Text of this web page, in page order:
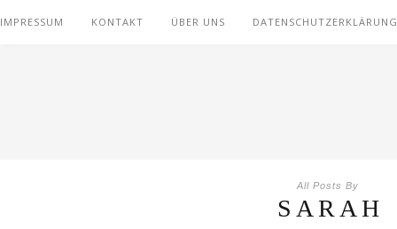
IMPRESSUM KONTAKT ÜBER UNS DATENSCHUTZERKLÄRUNG
All Posts By
SARAH